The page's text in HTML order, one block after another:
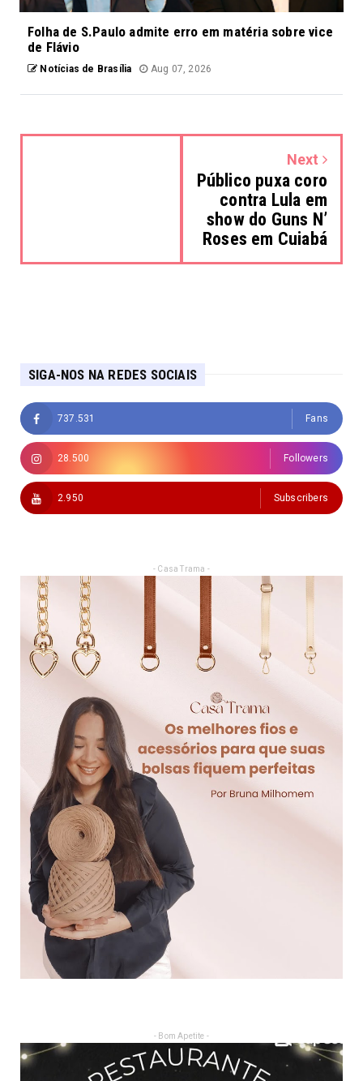
Folha de S.Paulo admite erro em matéria sobre vice
de Flávio
Notícias de Brasília Aug 07, 2026
Next
Público puxa coro
contra Lula em
show do Guns N’
Roses em Cuiabá
SIGA-NOS NA REDES SOCIAIS
737.531 Fans
28.500 Followers
2.950 Subscribers
- Casa Trama -
- Bom Apetite -